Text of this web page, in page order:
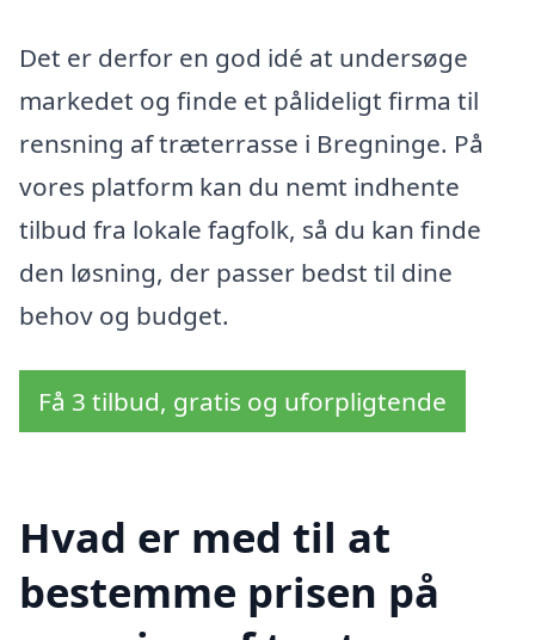
Det er derfor en god idé at undersøge
markedet og finde et pålideligt firma til
rensning af træterrasse i Bregninge. På
vores platform kan du nemt indhente
tilbud fra lokale fagfolk, så du kan finde
den løsning, der passer bedst til dine
behov og budget.
Få 3 tilbud, gratis og uforpligtende
Hvad er med til at
bestemme prisen på